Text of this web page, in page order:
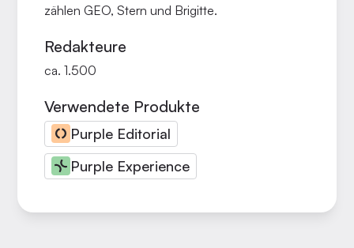
zählen GEO, Stern und Brigitte.
Redakteure
ca. 1.500
Verwendete Produkte
Purple Editorial
Purple Experience